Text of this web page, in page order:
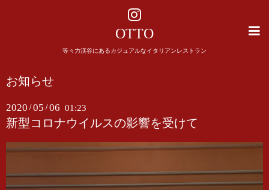
OTTO
等々力渓谷にあるカジュアルなイタリアンレストラン
お知らせ
2020 /05 /06 01:23
新型コロナウイルスの影響を受けて